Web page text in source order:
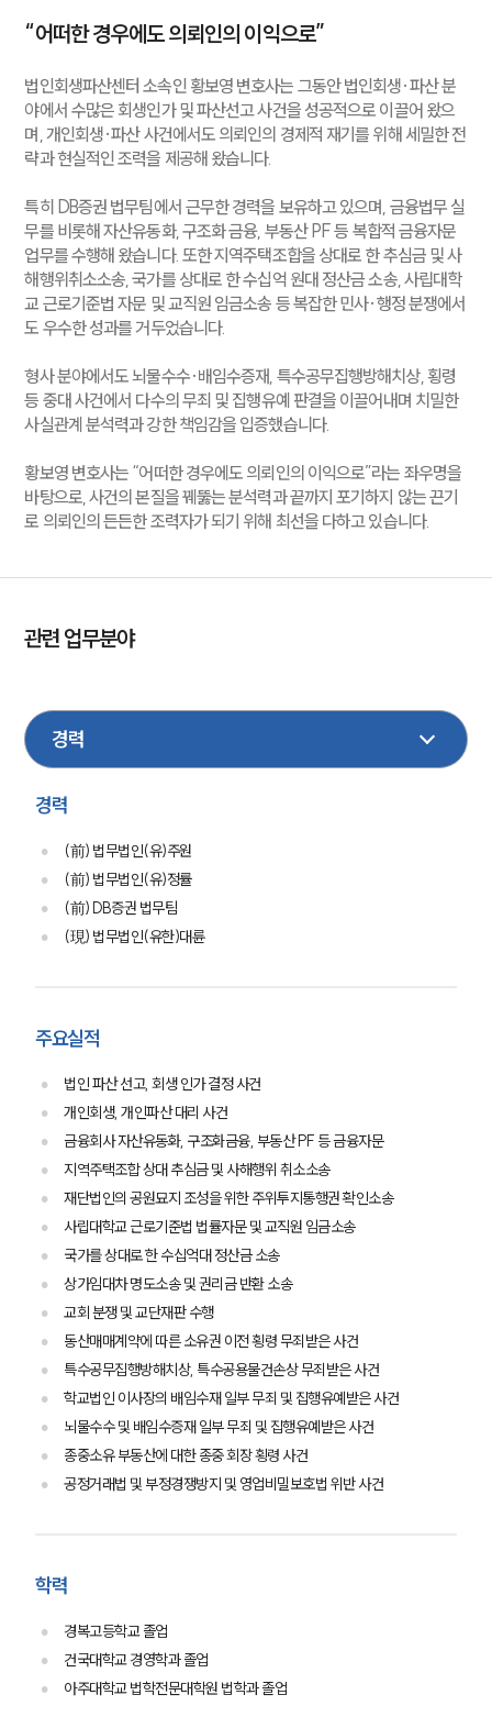
오시는 길
글로벌 파트너 로펌
고객의 소리
“어떠한 경우에도 의뢰인의 이익으로”
법인회생파산센터 소속인 황보영 변호사는 그동안 법인회생·파산 분
야에서 수많은 회생인가 및 파산선고 사건을 성공적으로 이끌어 왔으
며, 개인회생·파산 사건에서도 의뢰인의 경제적 재기를 위해 세밀한 전
략과 현실적인 조력을 제공해 왔습니다.
특히 DB증권 법무팀에서 근무한 경력을 보유하고 있으며, 금융법무 실
무를 비롯해 자산유동화, 구조화 금융, 부동산 PF 등 복합적 금융자문
업무를 수행해 왔습니다. 또한 지역주택조합을 상대로 한 추심금 및 사
해행위취소소송, 국가를 상대로 한 수십억 원대 정산금 소송, 사립대학
교 근로기준법 자문 및 교직원 임금소송 등 복잡한 민사·행정 분쟁에서
도 우수한 성과를 거두었습니다.
형사 분야에서도 뇌물수수·배임수증재, 특수공무집행방해치상, 횡령
등 중대 사건에서 다수의 무죄 및 집행유예 판결을 이끌어내며 치밀한
사실관계 분석력과 강한 책임감을 입증했습니다.
황보영 변호사는 “어떠한 경우에도 의뢰인의 이익으로”라는 좌우명을
바탕으로, 사건의 본질을 꿰뚫는 분석력과 끝까지 포기하지 않는 끈기
로 의뢰인의 든든한 조력자가 되기 위해 최선을 다하고 있습니다.
관련 업무분야
기업일반
경력
(前) 법무법인(유)주원
(前) 법무법인(유)정률
(前) DB증권 법무팀
(現) 법무법인(유한)대륜
주요실적
법인 파산 선고, 회생 인가 결정 사건
개인회생, 개인파산 대리 사건
금융회사 자산유동화, 구조화금융, 부동산 PF 등 금융자문
지역주택조합 상대 추심금 및 사해행위 취소소송
재단법인의 공원묘지 조성을 위한 주위투지통행권 확인소송
사립대학교 근로기준법 법률자문 및 교직원 임금소송
국가를 상대로 한 수십억대 정산금 소송
상가임대차 명도소송 및 권리금 반환 소송
교회 분쟁 및 교단재판 수행
동산매매계약에 따른 소유권 이전 횡령 무죄받은 사건
특수공무집행방해치상, 특수공용물건손상 무죄받은 사건
학교법인 이사장의 배임수재 일부 무죄 및 집행유예받은 사건
뇌물수수 및 배임수증재 일부 무죄 및 집행유예받은 사건
종중소유 부동산에 대한 종중 회장 횡령 사건
공정거래법 및 부정경쟁방지 및 영업비밀보호법 위반 사건
학력
경복고등학교 졸업
건국대학교 경영학과 졸업
아주대학교 법학전문대학원 법학과 졸업